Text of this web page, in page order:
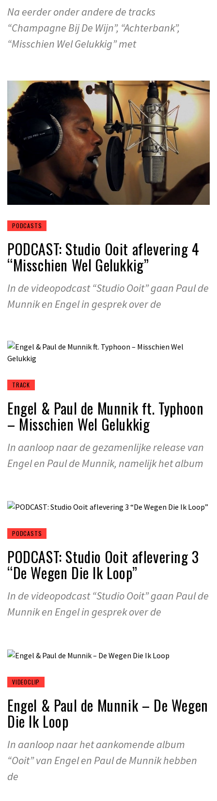
Na eerder onder andere de tracks
“Champagne Bij De Wijn”, “Achterbank”,
“Misschien Wel Gelukkig” met
PODCASTS
PODCAST: Studio Ooit aflevering 4
“Misschien Wel Gelukkig”
In de videopodcast “Studio Ooit” gaan Paul de
Munnik en Engel in gesprek over de
TRACK
Engel & Paul de Munnik ft. Typhoon
– Misschien Wel Gelukkig
In aanloop naar de gezamenlijke release van
Engel en Paul de Munnik, namelijk het album
PODCASTS
PODCAST: Studio Ooit aflevering 3
“De Wegen Die Ik Loop”
In de videopodcast “Studio Ooit” gaan Paul de
Munnik en Engel in gesprek over de
VIDEOCLIP
Engel & Paul de Munnik – De Wegen
Die Ik Loop
In aanloop naar het aankomende album
“Ooit” van Engel en Paul de Munnik hebben
de